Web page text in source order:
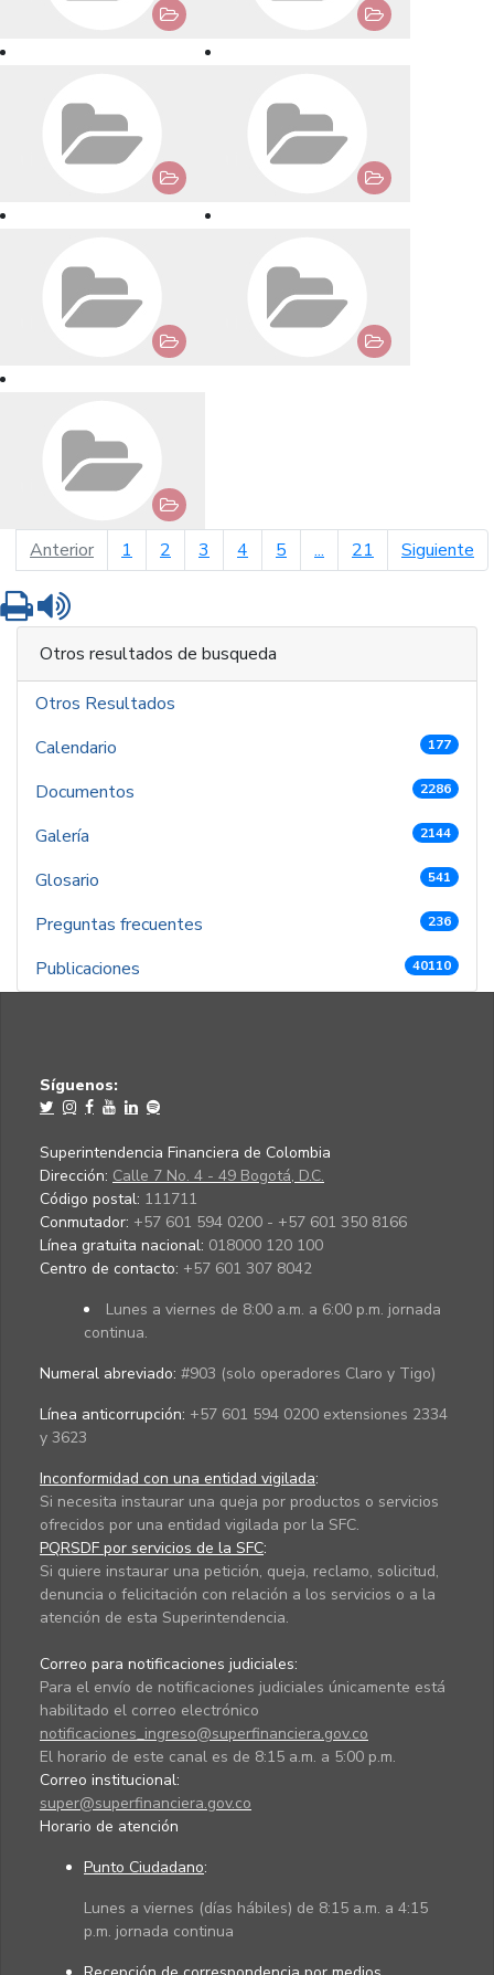
Anteriorpágina anterior
1 2 3 4 5 ... 21 Siguiente
Imprimir
Otros resultados de busqueda
Otros Resultados
Calendario
177
Documentos 2286
Galería 2144
Glosario 541
Preguntas frecuentes 236
Publicaciones 40110
Síguenos:
Superintendencia Financiera de Colombia
Dirección: Calle 7 No. 4 - 49 Bogotá, D.C.
Código postal: 111711
Conmutador: +57 601 594 0200 - +57 601 350 8166
Línea gratuita nacional: 018000 120 100
Centro de contacto: +57 601 307 8042
Lunes a viernes de 8:00 a.m. a 6:00 p.m. jornada
continua.
Numeral abreviado: #903 (solo operadores Claro y Tigo)
Línea anticorrupción: +57 601 594 0200 extensiones 2334
y 3623
Inconformidad con una entidad vigilada:
Si necesita instaurar una queja por productos o servicios
ofrecidos por una entidad vigilada por la SFC.
PQRSDF por servicios de la SFC:
Si quiere instaurar una petición, queja, reclamo, solicitud,
denuncia o felicitación con relación a los servicios o a la
atención de esta Superintendencia.
Correo para notificaciones judiciales:
Para el envío de notificaciones judiciales únicamente está
habilitado el correo electrónico
notificaciones_ingreso@superfinanciera.gov.co
El horario de este canal es de 8:15 a.m. a 5:00 p.m.
Correo institucional:
super@superfinanciera.gov.co
Horario de atención
Punto Ciudadano:
Lunes a viernes (días hábiles) de 8:15 a.m. a 4:15
p.m. jornada continua